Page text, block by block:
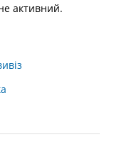
активний.